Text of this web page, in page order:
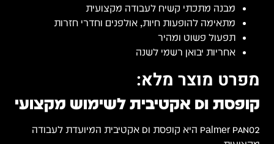
מבנה מתכתי קשיח לעבודה מקצועית
מתאימה להופעות חיות, אולפנים וחדרי חזרות
תפעול פשוט ומהיר
אחריות יבואן רשמי לשנה
מפרט מוצר מלא:
קופסת DI אקטיבית לשימוש מקצועי
Palmer PAN02 היא קופסת DI אקטיבית המיועדת לעבודה